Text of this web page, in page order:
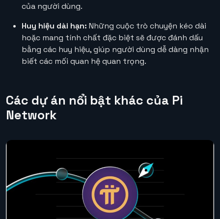
của người dùng.
Huy hiệu dài hạn: Những cuộc trò chuyện kéo dài
hoặc mang tính chất đặc biệt sẽ được đánh dấu
bằng các huy hiệu, giúp người dùng dễ dàng nhận
biết các mối quan hệ quan trọng.
Các dự án nổi bật khác của Pi
Network